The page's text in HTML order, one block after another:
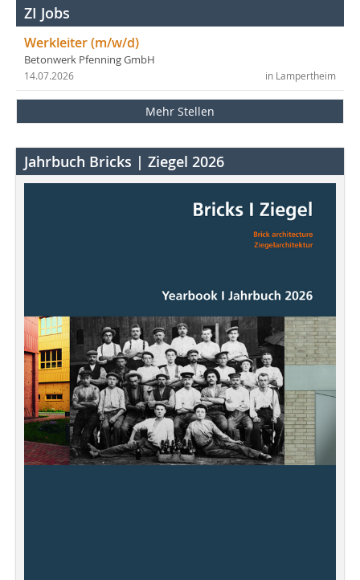
ZI Jobs
Werkleiter (m/w/d)
Betonwerk Pfenning GmbH
in Lampertheim
14.07.2026
Mehr Stellen
Jahrbuch Bricks | Ziegel 2026